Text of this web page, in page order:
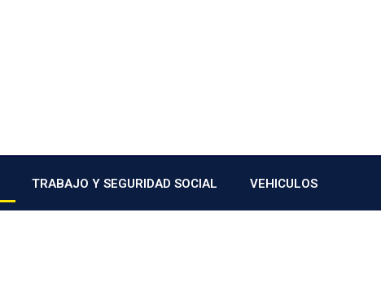
TRABAJO Y SEGURIDAD SOCIAL VEHICULOS